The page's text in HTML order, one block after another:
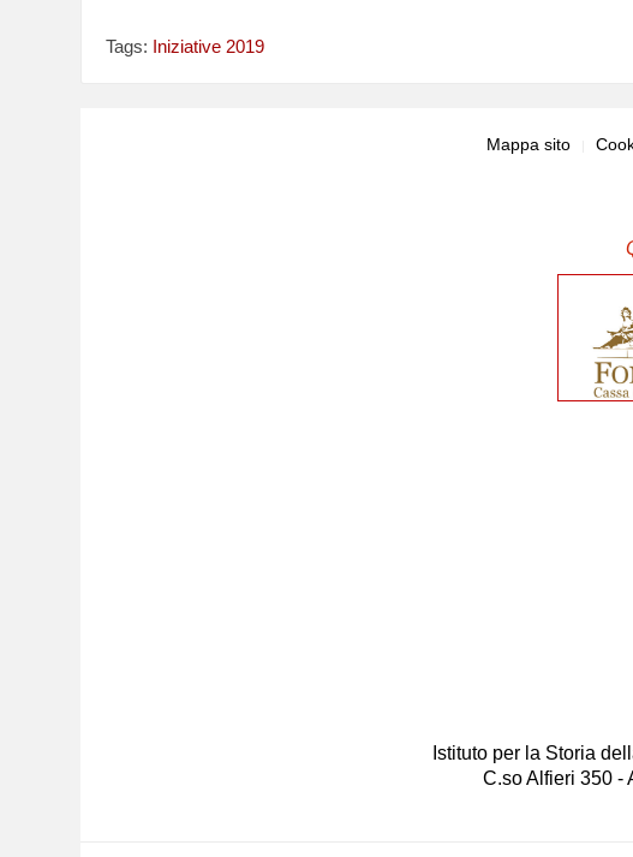
Tags: Iniziative 2019
Mappa sito
Istituto per la Storia
C.so Alfieri 350 -